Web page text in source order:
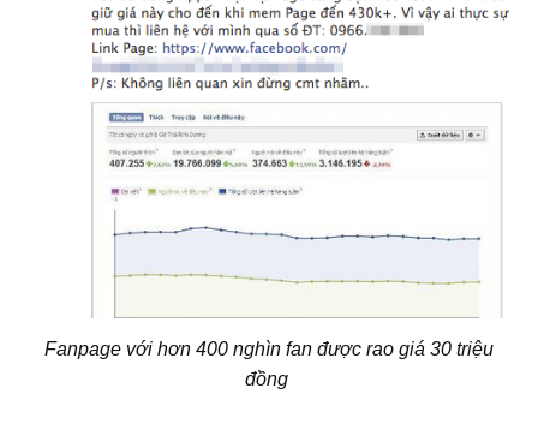
Fanpage với hơn 400 nghìn fan được rao giá 30 triệu
đồng